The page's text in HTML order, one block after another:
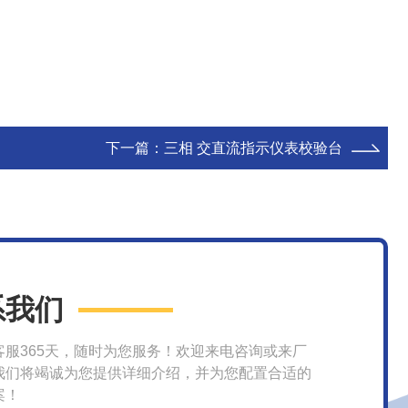
下一篇： 三相 交直流指示仪表校验台
们
服365天，随时为您服务！欢迎来电咨询或来厂
们将竭诚为您提供详细介绍，并为您配置合适的